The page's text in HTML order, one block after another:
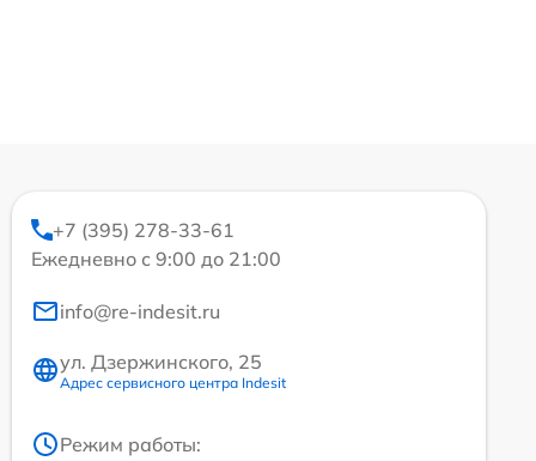
+7 (395) 278-33-61
Ежедневно с 9:00 до 21:00
info@re-indesit.ru
ул. Дзержинского, 25
Адрес сервисного центра Indesit
Режим работы: